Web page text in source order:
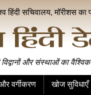
हिंदी सचिवालय, मॉरीशस का
विद्वानों और संस्थाओं का
वर्गीकरण खोज सुविधाएँ